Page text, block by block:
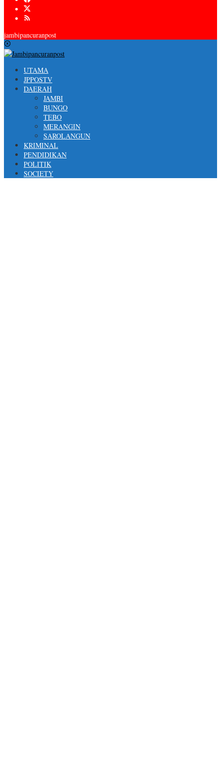
jambipancuranpost
UTAMA
JPPOSTV
DAERAH
JAMBI
BUNGO
TEBO
MERANGIN
SAROLANGUN
KRIMINAL
PENDIDIKAN
POLITIK
SOCIETY